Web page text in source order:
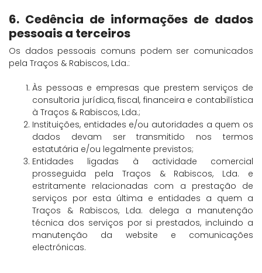
6. Cedência de informações de dados
pessoais a terceiros
Os dados pessoais comuns podem ser comunicados
pela Traços & Rabiscos, Lda.:
Às pessoas e empresas que prestem serviços de
consultoria jurídica, fiscal, financeira e contabilística
à Traços & Rabiscos, Lda.;
Instituições, entidades e/ou autoridades a quem os
dados devam ser transmitido nos termos
estatutária e/ou legalmente previstos;
Entidades ligadas à actividade comercial
prosseguida pela Traços & Rabiscos, Lda. e
estritamente relacionadas com a prestação de
serviços por esta última e entidades a quem a
Traços & Rabiscos, Lda. delega a manutenção
técnica dos serviços por si prestados, incluindo a
manutenção da website e comunicações
electrónicas.